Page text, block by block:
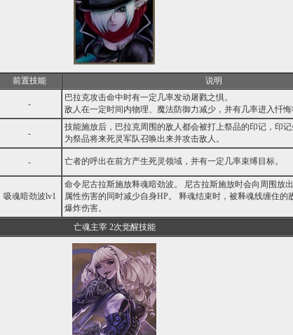
前置技能 说明
-
巴拉克攻击命中时有一定几率发动屠戮之惧。
敌人在一定时间内物理、魔法防御力减少，并有几率进入忏
-
技能施放后，巴拉克周围的敌人都会被打上祭品的印记，印
为祭品将来死灵军队召唤出来并攻击敌人。
- 亡者的呼出在前方产生死灵领域，并有一定几率束缚目标。
吸魂暗劲波lv1
命令尼古拉斯施放释魂暗劲波。 尼古拉斯施放时会向周围放
属性伤害的同时减少自身HP。 释魂结束时，被释魂线缠住的
爆炸伤害。
亡魂主宰 2次觉醒技能